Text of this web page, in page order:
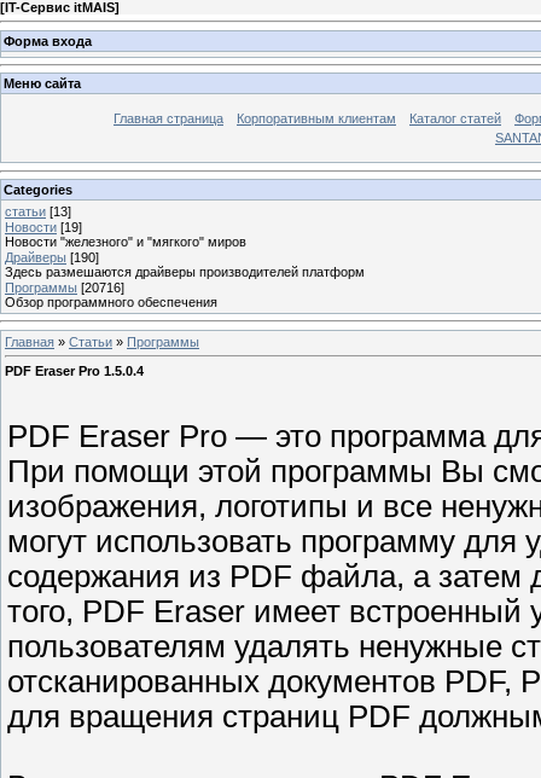
[IT-Сервис itMAIS]
Форма входа
Меню сайта
Главная страница Корпоративным клиентам Каталог статей
Categories
статьи [13]
Новости [19]
Новости "железного" и "мягкого" миров
Драйверы [190]
Здесь размешаются драйверы производителей платформ
Программы [20716]
Обзор программного обеспечения
Главная » Статьи » Программы
PDF Eraser Pro 1.5.0.4
PDF Eraser Pro — это программа
При помощи этой программы Вы
изображения, логотипы и все
могут использовать программу для
содержания из PDF файла, а затем
того, PDF Eraser имеет встроенный
пользователям удалять ненужные
отсканированных документов
для вращения страниц PDF